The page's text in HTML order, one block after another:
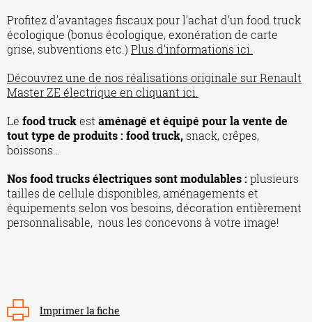
Profitez d’avantages fiscaux pour l’achat d’un food truck
écologique (bonus écologique, exonération de carte
grise, subventions etc.) Plus d’informations ici.
Découvrez une de nos réalisations originale sur Renault
Master ZE électrique en cliquant ici.
Le food truckest aménagé et équipé pour la vente de
tout type de produits : food truck, snack, crêpes,
boissons…
Nos food trucks électriques sont modulables : plusieurs
tailles de cellule disponibles, aménagements et
équipements selon vos besoins, décoration entièrement
personnalisable, nous les concevons à votre image!
Imprimer la fiche